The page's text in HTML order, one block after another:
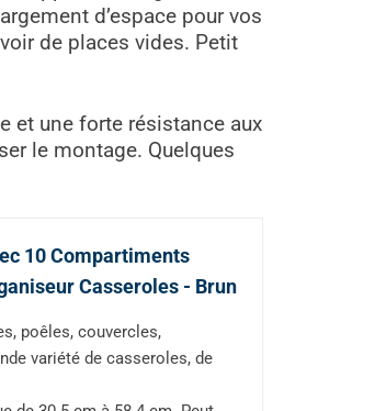
d’espace pour vos
de places vides. Petit
et une forte résistance aux
le montage. Quelques
10 Compartiments
Casseroles - Brun
poêles, couvercles,
variété de casseroles, de